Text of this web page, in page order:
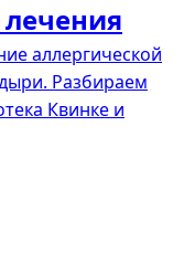
аллергической
Разбираем
Квинке и